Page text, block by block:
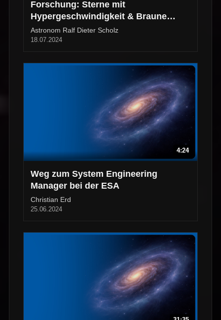
Forschung: Sterne mit
Hypergeschwindigkeit & Braune
Zwerge
Astronom Ralf Dieter Scholz
18.07.2024
4:24
Weg zum System Engineering
Manager bei der ESA
Christian Erd
25.06.2024